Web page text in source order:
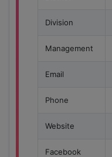
Division
Management
Email
Phone
Website
Facebook